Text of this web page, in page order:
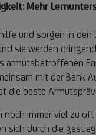
Mehr
und sorgen in
sie werden
armutsbetroffenen
mit der
die beste
noch immer viel zu
sich durch die